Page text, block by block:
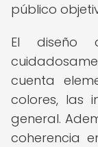
público
El diseño
cuenta
colores, las
general.
coherencia